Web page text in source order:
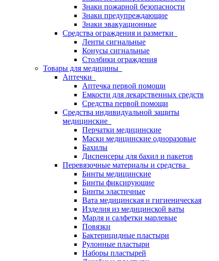
Знаки пожарной безопасности
Знаки предупреждающие
Знаки эвакуационные
Средства ограждения и разметки
Ленты сигнальные
Конусы сигнальные
Столбики ограждения
Товары для медицины
Аптечки
Аптечка первой помощи
Емкости для лекарственных средств
Средства первой помощи
Средства индивидуальной защиты
медицинские
Перчатки медицинские
Маски медицинские одноразовые
Бахилы
Диспенсеры для бахил и пакетов
Перевязочные материалы и средства
Бинты медицинские
Бинты фиксирующие
Бинты эластичные
Вата медицинская и гигиеническая
Изделия из медицинской ваты
Марля и салфетки марлевые
Повязки
Бактерицидные пластыри
Рулонные пластыри
Наборы пластырей